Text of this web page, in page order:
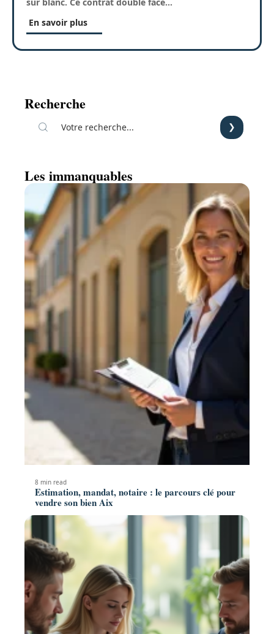
En savoir plus
Recherche
Les immanquables
8 min read
Estimation, mandat, notaire : le parcours clé pour
vendre son bien Aix